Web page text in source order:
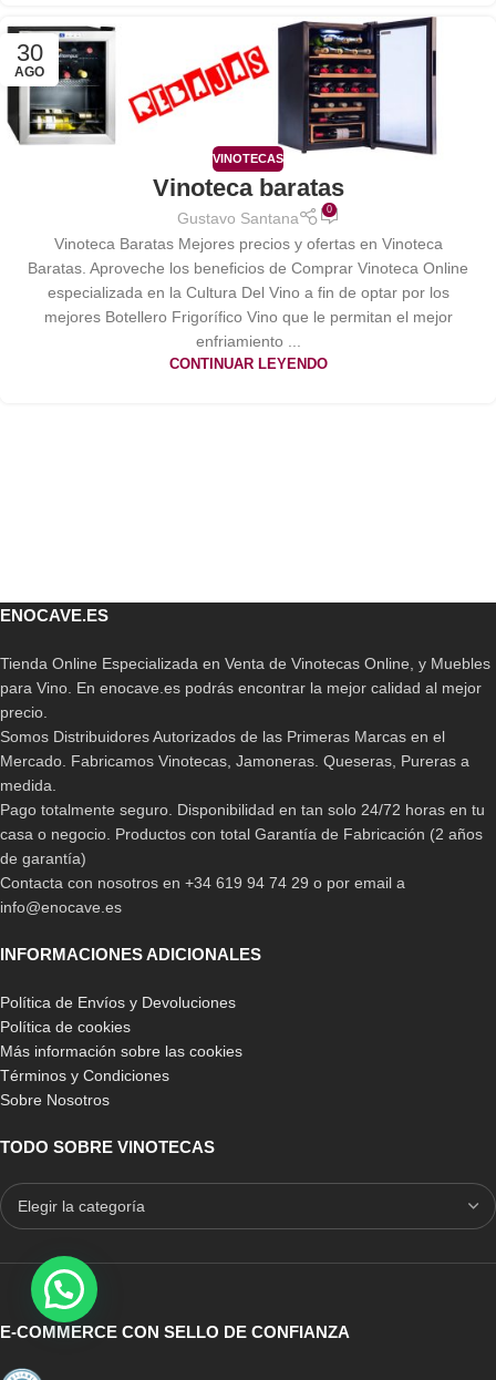
30
AGO
VINOTECAS
Vinoteca baratas
Gustavo Santana 0
Vinoteca Baratas Mejores precios y ofertas en Vinoteca
Baratas. Aproveche los beneficios de Comprar Vinoteca Online
especializada en la Cultura Del Vino a fin de optar por los
mejores Botellero Frigorífico Vino que le permitan el mejor
enfriamiento ...
CONTINUAR LEYENDO
ENOCAVE.ES
Tienda Online Especializada en Venta de Vinotecas Online, y Muebles
para Vino. En enocave.es podrás encontrar la mejor calidad al mejor
precio.
Somos Distribuidores Autorizados de las Primeras Marcas en el
Mercado. Fabricamos Vinotecas, Jamoneras. Queseras, Pureras a
medida.
Pago totalmente seguro. Disponibilidad en tan solo 24/72 horas en tu
casa o negocio. Productos con total Garantía de Fabricación (2 años
de garantía)
Contacta con nosotros en +34 619 94 74 29 o por email a
info@enocave.es
INFORMACIONES ADICIONALES
Política de Envíos y Devoluciones
Política de cookies
Más información sobre las cookies
Términos y Condiciones
Sobre Nosotros
TODO SOBRE VINOTECAS
E-COMMERCE CON SELLO DE CONFIANZA